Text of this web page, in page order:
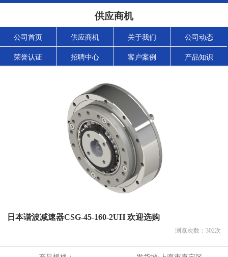
供应商机
公司首页 供应商机 关于我们 公司动态
荣誉认证 招聘中心 客户案例 产品知识
日本谐波减速器CSG-45-160-2UH 欢迎选购
浏览次数： 302次